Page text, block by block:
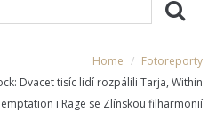
Home
Fotoreporty
Dvacet tisíc lidí rozpálili Tarja, Within
i Rage se Zlínskou filharmonií